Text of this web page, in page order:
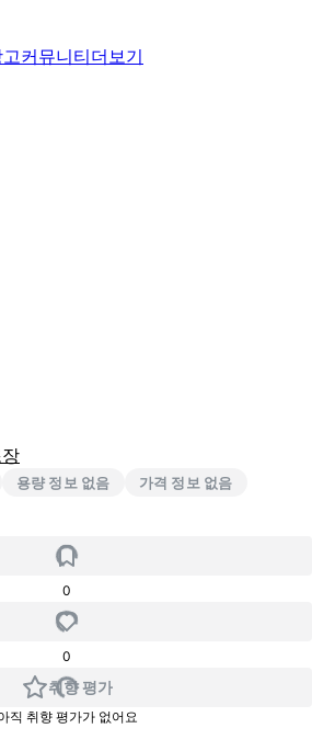
커뮤니티더보기
용량 정보 없음 가격 정보 없음
0
0
취향 평가
직 취향 평가가 없어요